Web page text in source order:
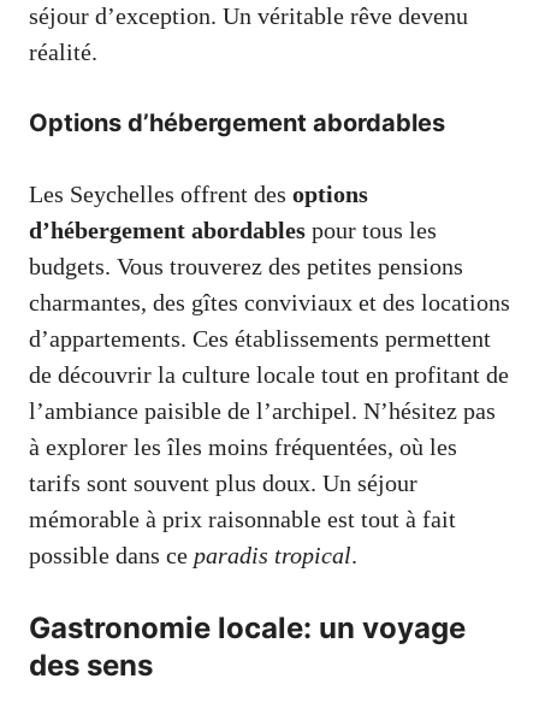
séjour d’exception. Un véritable rêve devenu
réalité.
Options d’hébergement abordables
Les Seychelles offrent des options
d’hébergement abordables pour tous les
budgets. Vous trouverez des petites pensions
charmantes, des gîtes conviviaux et des locations
d’appartements. Ces établissements permettent
de découvrir la culture locale tout en profitant de
l’ambiance paisible de l’archipel. N’hésitez pas
à explorer les îles moins fréquentées, où les
tarifs sont souvent plus doux. Un séjour
mémorable à prix raisonnable est tout à fait
possible dans ce paradis tropical.
Gastronomie locale: un voyage
des sens